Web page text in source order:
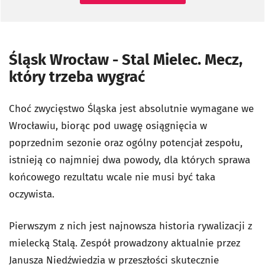
Śląsk Wrocław - Stal Mielec. Mecz,
który trzeba wygrać
Choć zwycięstwo Śląska jest absolutnie wymagane we
Wrocławiu, biorąc pod uwagę osiągnięcia w
poprzednim sezonie oraz ogólny potencjał zespołu,
istnieją co najmniej dwa powody, dla których sprawa
końcowego rezultatu wcale nie musi być taka
oczywista.
Pierwszym z nich jest najnowsza historia rywalizacji z
mielecką Stalą. Zespół prowadzony aktualnie przez
Janusza Niedźwiedzia w przeszłości skutecznie